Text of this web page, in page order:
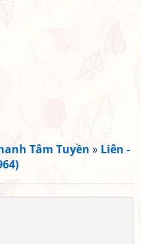
Tâm Tuyền » Liên -